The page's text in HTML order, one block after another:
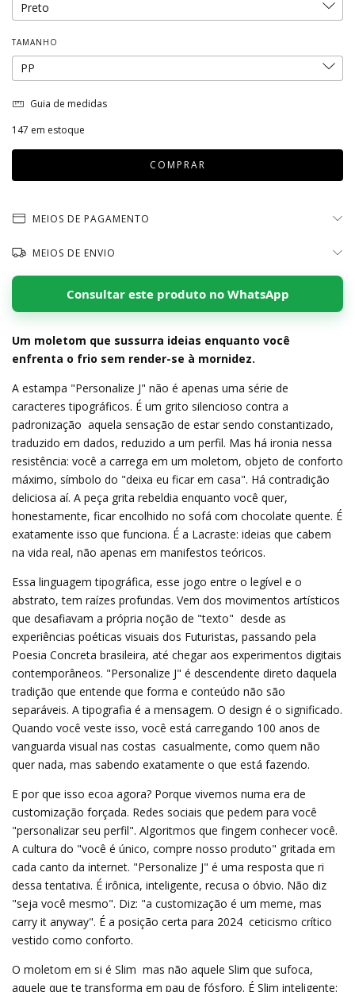
TAMANHO
Guia de medidas
147 em estoque
MEIOS DE PAGAMENTO
MEIOS DE ENVIO
Consultar este produto no WhatsApp
Um moletom que sussurra ideias enquanto você
enfrenta o frio sem render-se à mornidez.
A estampa "Personalize J" não é apenas uma série de
caracteres tipográficos. É um grito silencioso contra a
padronização  aquela sensação de estar sendo constantizado,
traduzido em dados, reduzido a um perfil. Mas há ironia nessa
resistência: você a carrega em um moletom, objeto de conforto
máximo, símbolo do "deixa eu ficar em casa". Há contradição
deliciosa aí. A peça grita rebeldia enquanto você quer,
honestamente, ficar encolhido no sofá com chocolate quente. É
exatamente isso que funciona. É a Lacraste: ideias que cabem
na vida real, não apenas em manifestos teóricos.
Essa linguagem tipográfica, esse jogo entre o legível e o
abstrato, tem raízes profundas. Vem dos movimentos artísticos
que desafiavam a própria noção de "texto"  desde as
experiências poéticas visuais dos Futuristas, passando pela
Poesia Concreta brasileira, até chegar aos experimentos digitais
contemporâneos. "Personalize J" é descendente direto daquela
tradição que entende que forma e conteúdo não são
separáveis. A tipografia é a mensagem. O design é o significado.
Quando você veste isso, você está carregando 100 anos de
vanguarda visual nas costas  casualmente, como quem não
quer nada, mas sabendo exatamente o que está fazendo.
E por que isso ecoa agora? Porque vivemos numa era de
customização forçada. Redes sociais que pedem para você
"personalizar seu perfil". Algoritmos que fingem conhecer você.
A cultura do "você é único, compre nosso produto" gritada em
cada canto da internet. "Personalize J" é uma resposta que ri
dessa tentativa. É irônica, inteligente, recusa o óbvio. Não diz
"seja você mesmo". Diz: "a customização é um meme, mas
carry it anyway". É a posição certa para 2024  ceticismo crítico
vestido como conforto.
O moletom em si é Slim  mas não aquele Slim que sufoca,
aquele que te transforma em pau de fósforo. É Slim inteligente: